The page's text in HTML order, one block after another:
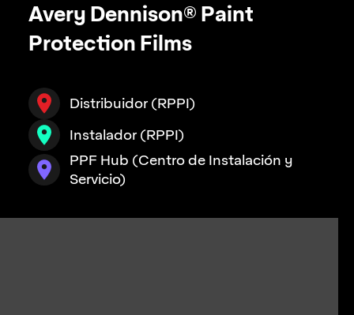
Avery Dennison® Paint
Protection Films
Distribuidor (RPPI)
Instalador (RPPI)
PPF Hub (Centro de Instalación y
Servicio)